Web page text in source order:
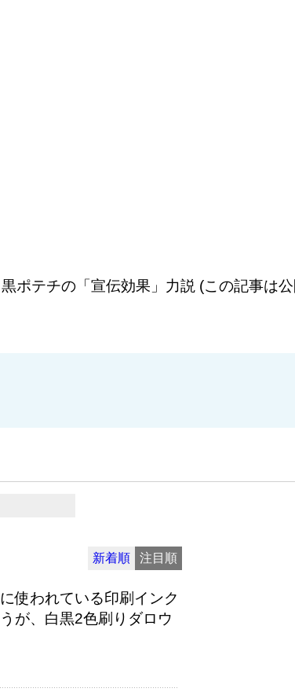
ポテチの「宣伝効果」力説 (この記事は
新着順 注目順
使われている印刷インク
が、白黒2色刷りダロウ